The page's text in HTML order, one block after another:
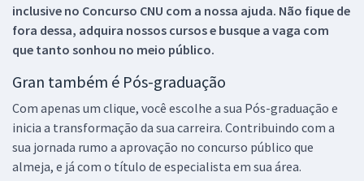
inclusive no Concurso CNU com a nossa ajuda. Não fique de
fora dessa, adquira nossos cursos e busque a vaga com
que tanto sonhou no meio público.
Gran também é Pós-graduação
Com apenas um clique, você escolhe a sua Pós-graduação e
inicia a transformação da sua carreira. Contribuindo com a
sua jornada rumo a aprovação no concurso público que
almeja, e já com o título de especialista em sua área.